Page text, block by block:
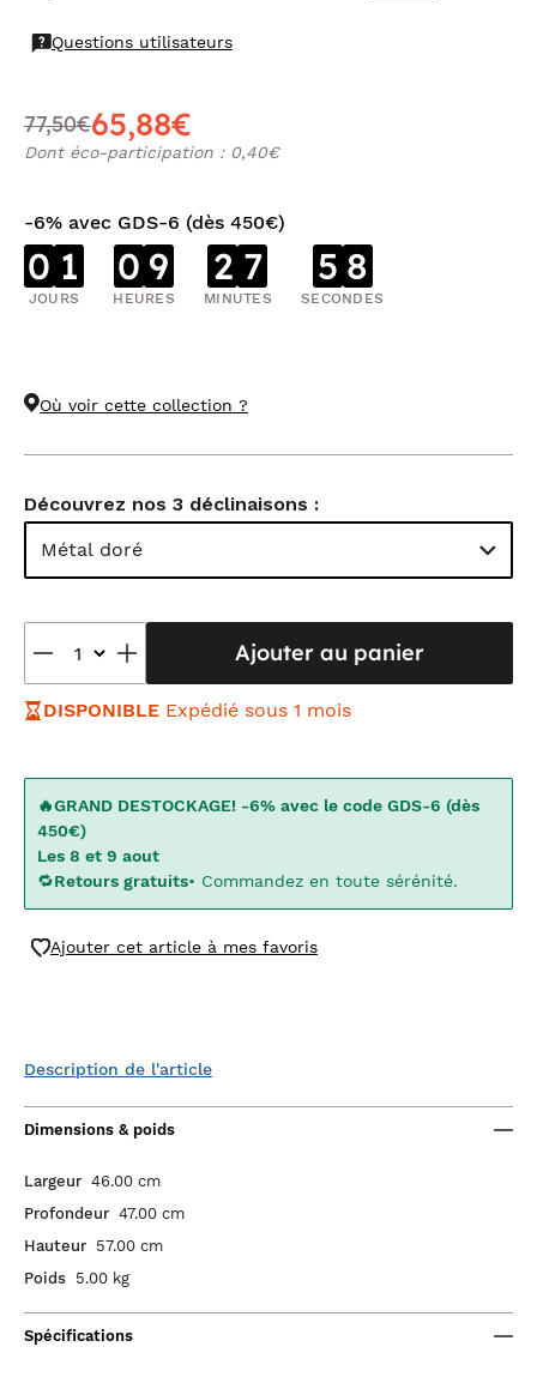
Questions utilisateurs
77,50€65,88€
Dont éco-participation : 0,40€
-6% avec GDS-6 (dès 450€)
0 1
JOURS
0 9
HEURES
2 7
MINUTES
5 8
SECONDES
Où voir cette collection ?
Découvrez nos 3 déclinaisons :
Métal doré
Ajouter au panier
DISPONIBLE Expédié sous 1 mois
🔥GRAND DESTOCKAGE! -6% avec le code GDS-6 (dès
450€)
Les 8 et 9 aout
🔁Retours gratuits• Commandez en toute sérénité.
Ajouter cet article à mes favoris
Description de l'article
Dimensions & poids
Largeur 46.00 cm
Profondeur 47.00 cm
Hauteur 57.00 cm
Poids 5.00 kg
Spécifications